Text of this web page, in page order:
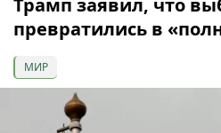
Трамп заявил, что
превратились в
МИР